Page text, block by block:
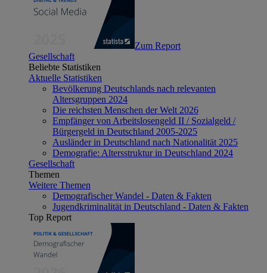
Zum Report
Gesellschaft
Beliebte Statistiken
Aktuelle Statistiken
Bevölkerung Deutschlands nach relevanten
Altersgruppen 2024
Die reichsten Menschen der Welt 2026
Empfänger von Arbeitslosengeld II / Sozialgeld /
Bürgergeld in Deutschland 2005-2025
Ausländer in Deutschland nach Nationalität 2025
Demografie: Altersstruktur in Deutschland 2024
Gesellschaft
Themen
Weitere Themen
Demografischer Wandel - Daten & Fakten
Jugendkriminalität in Deutschland - Daten & Fakten
Top Report